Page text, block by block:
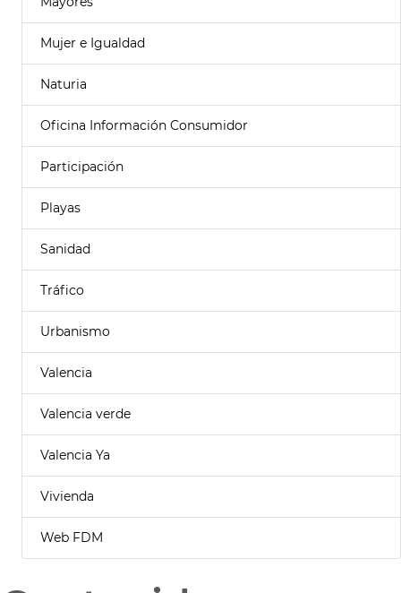
Mujer e Igualdad
Naturia
Oficina Información Consumidor
Participación
Playas
Sanidad
Tráfico
Urbanismo
Valencia
Valencia verde
Valencia Ya
Vivienda
Web FDM